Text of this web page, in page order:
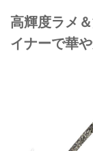
高輝度ラメ
イナーで華